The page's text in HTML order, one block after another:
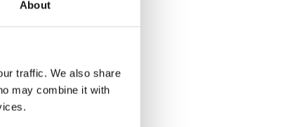
About
traffic. We also share
may combine it with